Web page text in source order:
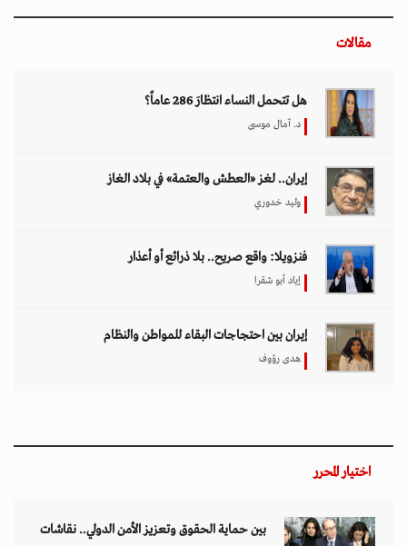
مقالات
هل تتحمل النساء انتظارَ 286 عاماً؟
د. آمال موسى
إيران.. لغز «العطش والعتمة» في بلاد الغاز
وليد خدوري
فنزويلا: واقع صريح.. بلا ذرائع أو أعذار
إياد أبو شقرا
إيران بين احتجاجات البقاء للمواطن والنظام
هدى رؤوف
اختيار المحرر
بين حماية الحقوق وتعزيز الأمن الدولي.. نقاشات